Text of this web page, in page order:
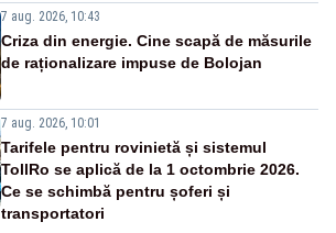
7 aug. 2026, 10:43
Criza din energie. Cine scapă de măsurile
de raționalizare impuse de Bolojan
7 aug. 2026, 10:01
Tarifele pentru rovinietă și sistemul
TollRo se aplică de la 1 octombrie 2026.
Ce se schimbă pentru șoferi și
transportatori